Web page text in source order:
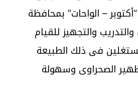
بطريق “أكتوبر – الواحات” بمحافظة
والتدريب والتجهيز للقيام
فى ذلك الطبيعة
الصحراوى وسهولة